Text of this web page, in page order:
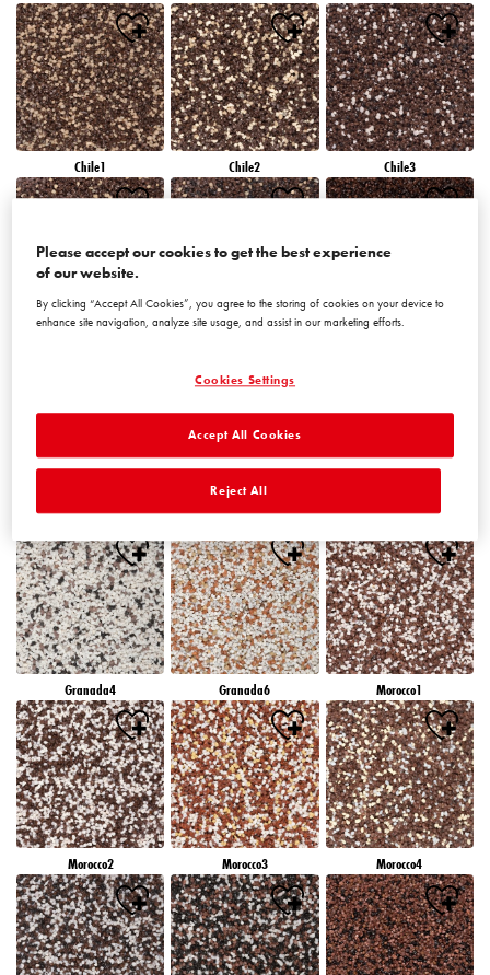
Chile1 Chile2 Chile3
Granada1 Granada2 Granada3
Granada4 Granada6 Morocco1
Morocco2 Morocco3 Morocco4
Please accept our cookies to get the best experience
of our website.
By clicking “Accept All Cookies”, you agree to the storing of cookies on your device to
enhance site navigation, analyze site usage, and assist in our marketing efforts.
Cookies Settings
Reject All
Accept All Cookies